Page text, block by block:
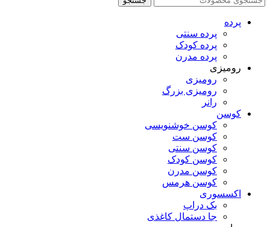
پرده
پرده سنتی
پرده کودک
پرده مدرن
رومیزی
رومیزی
رومیزی بزرگ
رانر
کوسن
کوسن خوشنویسی
کوسن ست
کوسن سنتی
کوسن کودک
کوسن مدرن
کوسن هرمس
اکسسوری
بک دراپ
جا دستمال کاغذی